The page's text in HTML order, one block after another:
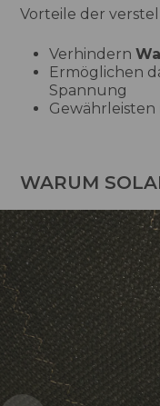
Vorteile der
Verhindern
Ermöglichen
Spannung
Gewährleisten
WARUM